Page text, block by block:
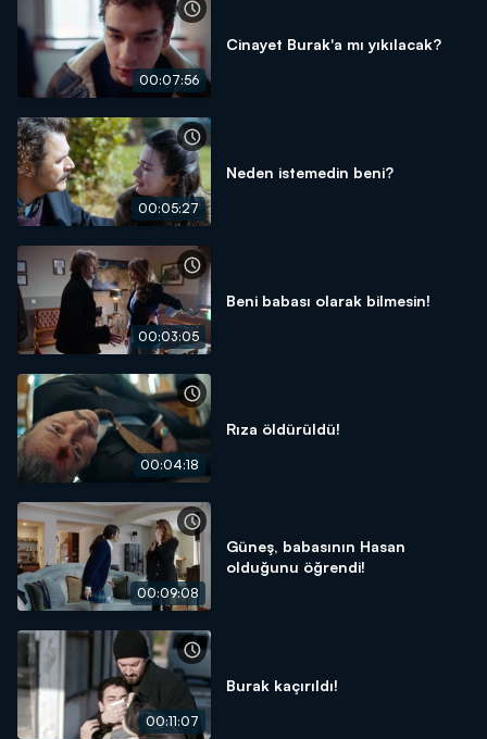
00:07:56
Cinayet Burak'a mı yıkılacak?
00:05:27
Neden istemedin beni?
00:03:05
Beni babası olarak bilmesin!
00:04:18
Rıza öldürüldü!
00:09:08
Güneş, babasının Hasan
olduğunu öğrendi!
00:11:07
Burak kaçırıldı!